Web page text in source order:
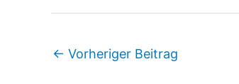
← Vorheriger Beitrag